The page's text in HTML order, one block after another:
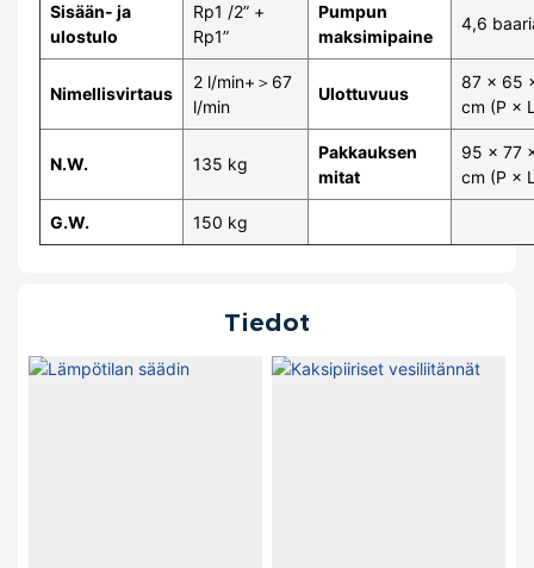
Sisään- ja
ulostulo
Rp1 /2” +
Rp1”
Pumpun
maksimipaine
4,6
Nimellisvirtaus
2 l/min+＞67
l/min
Ulottuvuus
87 × 65
cm (P ×
N.W. 135 kg
Pakkauksen
mitat
95 × 77
cm (P ×
G.W. 150 kg
Tiedot